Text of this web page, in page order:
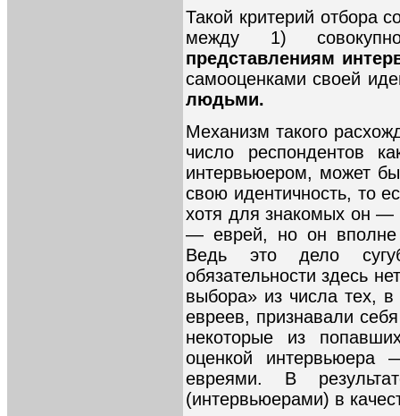
Такой критерий отбора
между 1)
представлениям
самооценками своей
людьми.
Механизм такого
число респондентов
интервьюером, может
свою идентичность, то
хотя для знакомых он —
— еврей, но он вполне
Ведь это дело
обязательности здесь
выбора» из числа тех,
евреев, признавали
некоторые из
оценкой интервьюера
евреями. В
(интервьюерами) в